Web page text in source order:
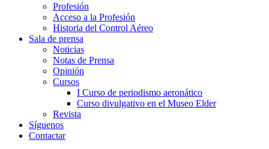
Profesión
Acceso a la Profesión
Historia del Control Aéreo
Sala de prensa
Noticias
Notas de Prensa
Opinión
Cursos
I Curso de periodismo aeronático
Curso divulgativo en el Museo Elder
Revista
Síguenos
Contactar